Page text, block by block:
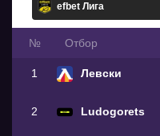
№ Oтбор
1 Левски
2 Ludogorets